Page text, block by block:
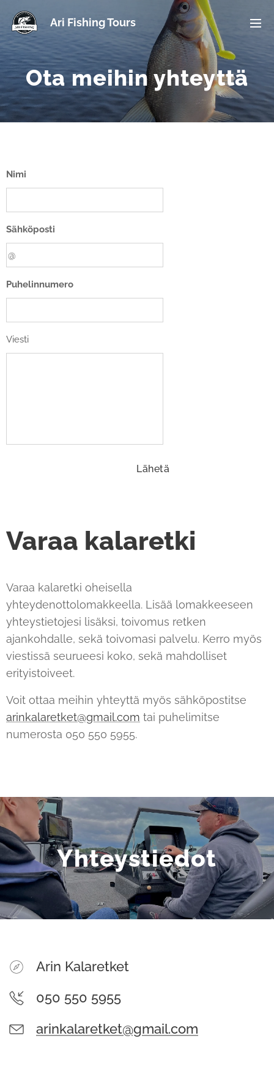
Ari Fishing Tours
Ota meihin yhteyttä
Nimi
Sähköposti
Puhelinnumero
Viesti
Lähetä
Varaa kalaretki
Varaa kalaretki oheisella
yhteydenottolomakkeella. Lisää lomakkeeseen
yhteystietojesi lisäksi, toivomus retken
ajankohdalle, sekä toivomasi palvelu. Kerro myös
viestissä seurueesi koko, sekä mahdolliset
erityistoiveet.
Voit ottaa meihin yhteyttä myös sähköpostitse
arinkalaretket@gmail.com tai puhelimitse
numerosta 050 550 5955.
Yhteystiedot
Arin Kalaretket
050 550 5955
arinkalaretket@gmail.com